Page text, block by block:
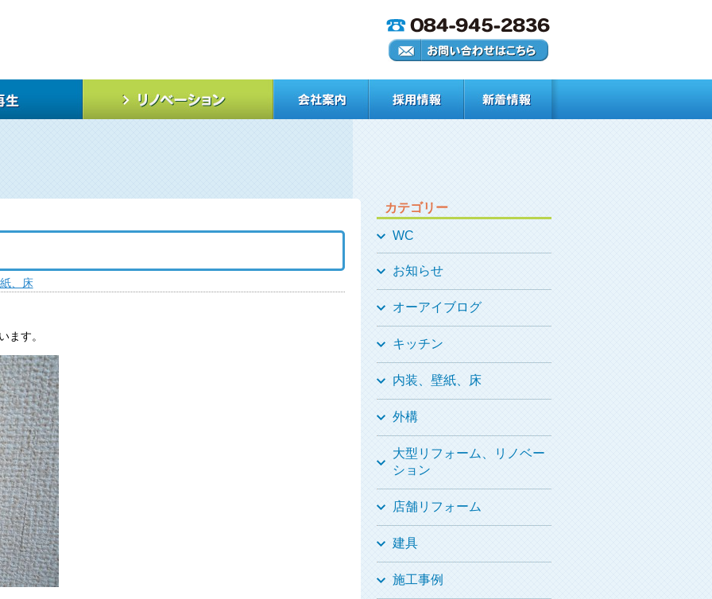
、床
ます。
カテゴリー
WC
お知らせ
オーアイブログ
キッチン
内装、壁紙、床
外構
大型リフォーム、リノベー
ション
店舗リフォーム
建具
施工事例